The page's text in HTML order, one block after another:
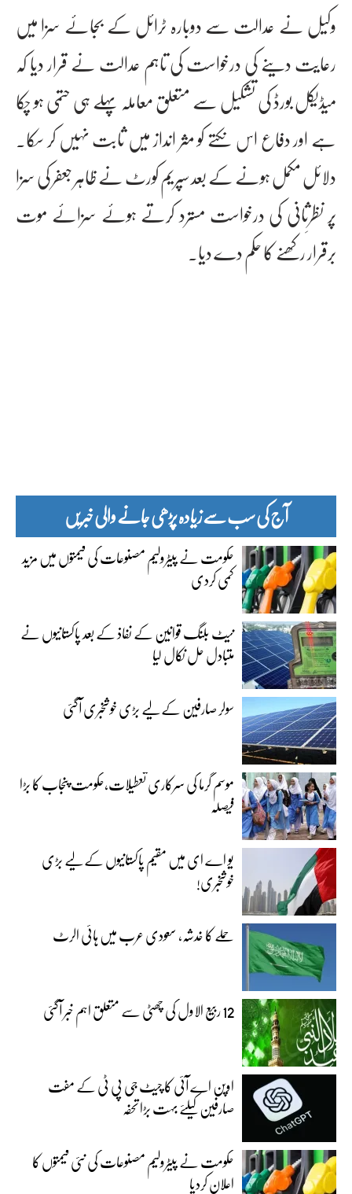
وکیل نے عدالت سے دوبارہ ٹرائل کے بجائے سزا میں
رعایت دینے کی درخواست کی تاہم عدالت نے قرار دیا کہ
میڈیکل بورڈ کی تشکیل سے متعلق معاملہ پہلے ہی حتمی ہو چکا
ہے اور دفاع اس نکتے کو مثر انداز میں ثابت نہیں کر سکا۔
دلائل مکمل ہونے کے بعد سپریم کورٹ نے ظاہر جعفر کی سزا
پر نظرِثانی کی درخواست مسترد کرتے ہوئے سزائے موت
برقرار رکھنے کا حکم دے دیا۔
آج کی سب سے زیادہ پڑھی جانے والی خبریں
حکومت نے پیٹرولیم مصنوعات کی قیمتوں میں مزید
کمی کردی
نیٹ بلنگ قوانین کے نفاذ کے بعد پاکستانیوں نے
متبادل حل نکال لیا
سولر صارفین کے لیے بڑی خوشخبری آگئی
موسم گرما کی سرکاری تعطیلات،حکومت پنجاب کا بڑا
فیصلہ
یو اے ای میں مقیم پاکستانیوں کے لیے بڑی
خوشخبری!
حملے کا خدشہ، سعودی عرب میں ہائی الرٹ
12 ربیع الاول کی چھٹی سے متعلق اہم خبر آگئی
اوپن اے آئی کا چیٹ جی پی ٹی کے مفت
صارفین کیلئے بہت بڑا تحفہ
حکومت نے پیٹرولیم مصنوعات کی نئی قیمتوں کا
اعلان کردیا